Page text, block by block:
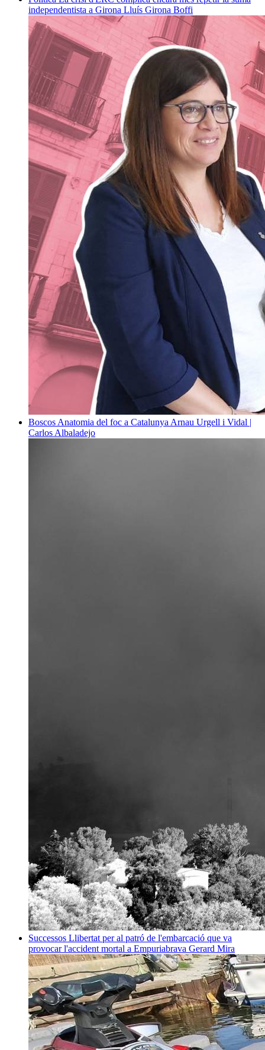
independentista a Girona Lluís Girona Boffi
Boscos Anatomia del foc a Catalunya Arnau Urgell i Vidal |
Carlos Albaladejo
Successos Llibertat per al patró de l'embarcació que va
provocar l'accident mortal a Empuriabrava Gerard Mira